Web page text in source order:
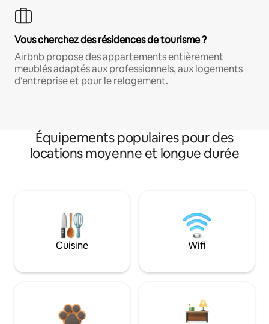
Vous cherchez des résidences de tourisme ?
Airbnb propose des appartements entièrement
meublés adaptés aux professionnels, aux logements
d'entreprise et pour le relogement.
Équipements populaires pour des
locations moyenne et longue durée
Cuisine Wifi